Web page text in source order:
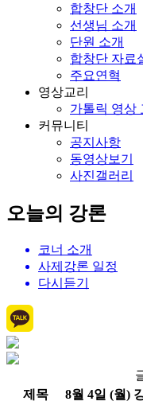
합창단 소개
선생님 소개
단원 소개
합창단 자료
주요연혁
영상교리
가톨릭 영상
커뮤니티
공지사항
동영상보기
사진갤러리
오늘의 강론
코너 소개
사제강론 일정
다시듣기
제목
8월 4일 (월)